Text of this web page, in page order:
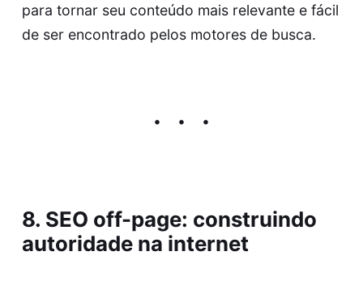
para tornar seu conteúdo mais relevante e fácil
de ser encontrado pelos motores de busca.
8. SEO off-page: construindo
autoridade na internet